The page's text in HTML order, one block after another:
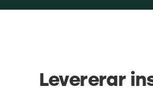
Levererar